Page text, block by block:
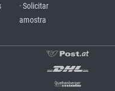
· Solicitar
amostra